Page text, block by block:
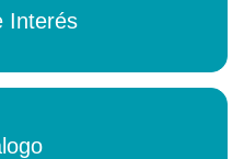
Interés